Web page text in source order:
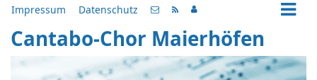
Impressum Datenschutz
Cantabo-Chor Maierhöfen